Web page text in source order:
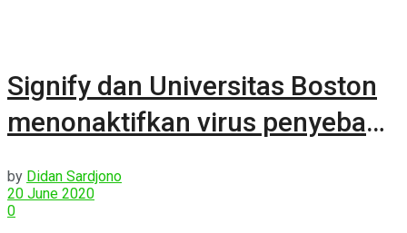
Signify dan Universitas Boston
menonaktifkan virus penyebab
by Didan Sardjono
20 June 2020
0